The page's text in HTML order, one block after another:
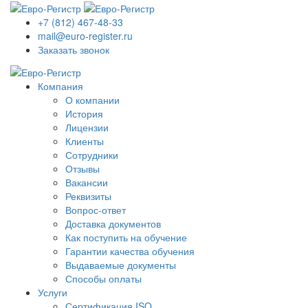
+7 (812) 467-48-33
mail@euro-register.ru
Заказать звонок
Компания
О компании
История
Лицензии
Клиенты
Сотрудники
Отзывы
Вакансии
Реквизиты
Вопрос-ответ
Доставка документов
Как поступить на обучение
Гарантии качества обучения
Выдаваемые документы
Способы оплаты
Услуги